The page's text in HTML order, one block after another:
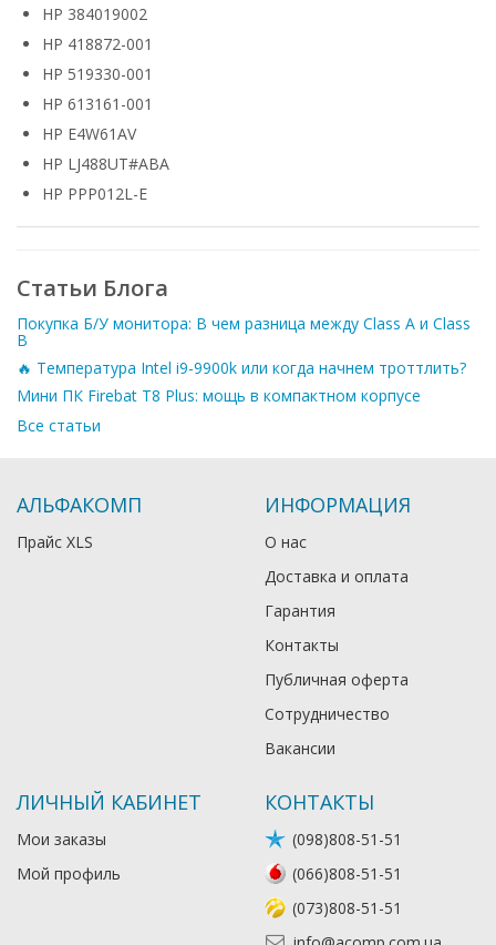
HP 384019002
HP 418872-001
HP 519330-001
HP 613161-001
HP E4W61AV
HP LJ488UT#ABA
HP PPP012L-E
Статьи Блога
Покупка Б/У монитора: В чем разница между Class A и Class
B
🔥 Температура Intel i9-9900k или когда начнем троттлить?
Мини ПК Firebat T8 Plus: мощь в компактном корпусе
Все статьи
АЛЬФАКОМП
Прайс XLS
ИНФОРМАЦИЯ
О нас
Доставка и оплата
Гарантия
Контакты
Публичная оферта
Сотрудничество
Вакансии
ЛИЧНЫЙ КАБИНЕТ
Мои заказы
Мой профиль
КОНТАКТЫ
(098)808-51-51
(066)808-51-51
(073)808-51-51